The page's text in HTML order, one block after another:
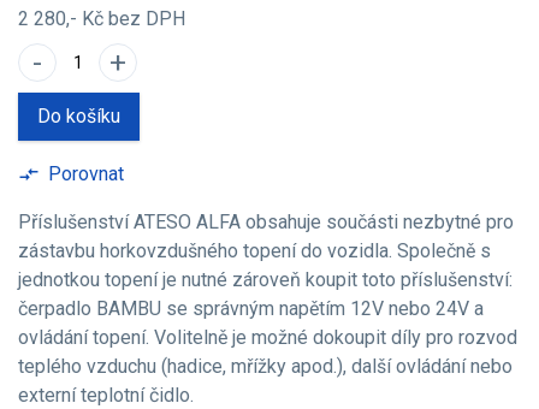
2 280,- Kč bez DPH
- +
Do košíku
compare_arrows Porovnat
Příslušenství ATESO ALFA obsahuje součásti nezbytné pro
zástavbu horkovzdušného topení do vozidla. Společně s
jednotkou topení je nutné zároveň koupit toto příslušenství:
čerpadlo BAMBU se správným napětím 12V nebo 24V a
ovládání topení. Volitelně je možné dokoupit díly pro rozvod
teplého vzduchu (hadice, mřížky apod.), další ovládání nebo
externí teplotní čidlo.